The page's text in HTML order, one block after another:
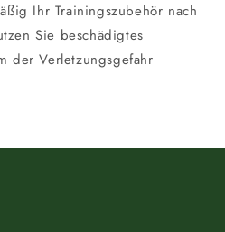
Ihr Trainingszubehör nach
Sie beschädigtes
der Verletzungsgefahr